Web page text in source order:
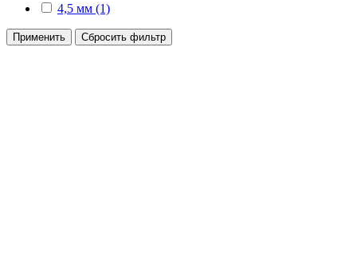
4,5 мм (1)
Применить Сбросить фильтр